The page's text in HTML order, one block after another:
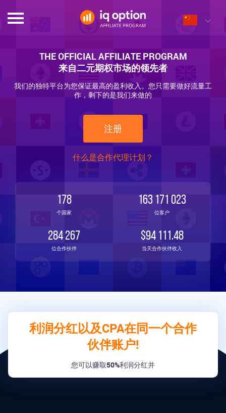
THE OFFICIAL AFFILIATE PROGRAM
来自二元期权市场的领先者
我们的独特平台为您保证最高的盈利收入。您只需要做好流量工
作，剩下的是我们来做的
注册
什么是合作代理计划？
178
个国家
163 171 023
位客户
284 267
位合作伙伴
$94 111.48
当天合作伙伴收入
利润分红以及CPA在同一个合作
伙伴账户!
您可以赚取50%利润分红并